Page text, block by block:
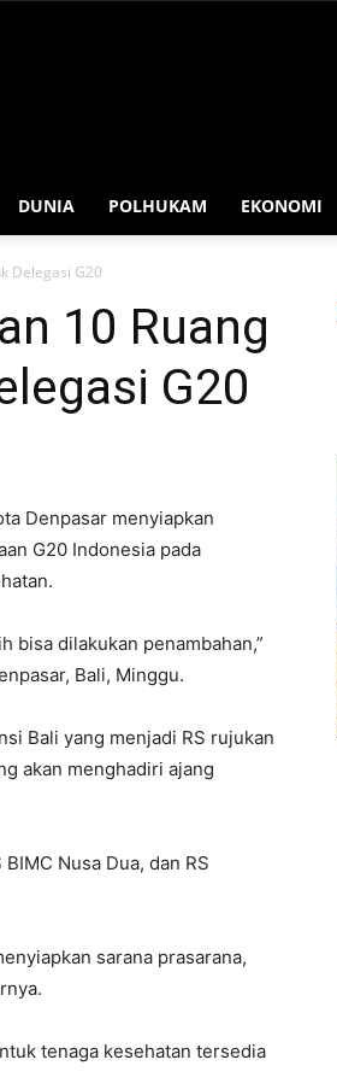
DUNIA POLHUKAM EKONOMI
Delegasi G20
10 Ruang
G20
Denpasar menyiapkan
G20 Indonesia pada
bisa dilakukan penambahan,”
Bali, Minggu.
Bali yang menjadi RS rujukan
akan menghadiri ajang
Nusa Dua, dan RS
sarana prasarana,
tenaga kesehatan tersedia